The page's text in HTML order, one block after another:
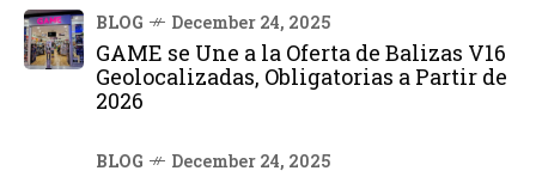
BLOG December 24, 2025
GAME se Une a la Oferta de Balizas V16
Geolocalizadas, Obligatorias a Partir de
2026
BLOG December 24, 2025